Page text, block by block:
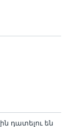
դատելու են